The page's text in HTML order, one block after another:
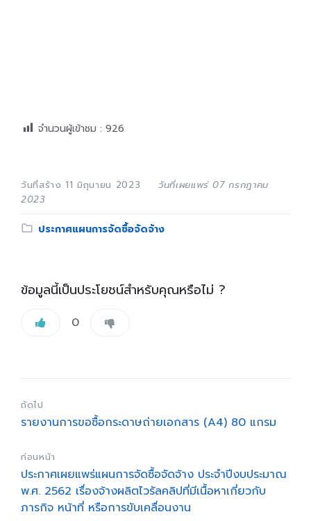
จำนวนผู้เข้าชม : 926
วันที่สร้าง 11 มิถุนายน 2023
วันที่เผยแพร่ 07 กรกฎาคม
2023
Category:
ประกาศแผนการจัดซื้อจัดจ้าง
ข้อมูลนี้เป็นประโยชน์สำหรับคุณหรือไม่ ?
0
ถัดไป
รายงานการขอซื้อกระดาษถ่ายเอกสาร (A4) 80 แกรม
ก่อนหน้า
ประกาศเผยแพร่แผนการจัดซื้อจัดจ้าง ประจำปีงบประมาณ
พ.ศ. 2562 เรื่องจ้างผลิตไวรัลคลิปที่มีเนื้อหาเกี่ยวกับ
ภารกิจ หน้าที่ หรือการขับเคลื่อนงาน